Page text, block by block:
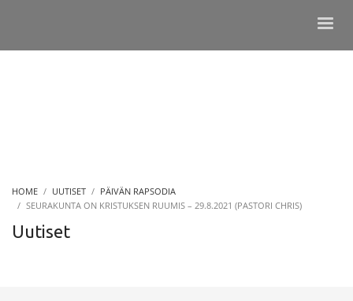
HOME UUTISET
PÄIVÄN RAPSODIA
SEURAKUNTA ON KRISTUKSEN RUUMIS – 29.8.2021 (PASTORI CHRIS)
Uutiset